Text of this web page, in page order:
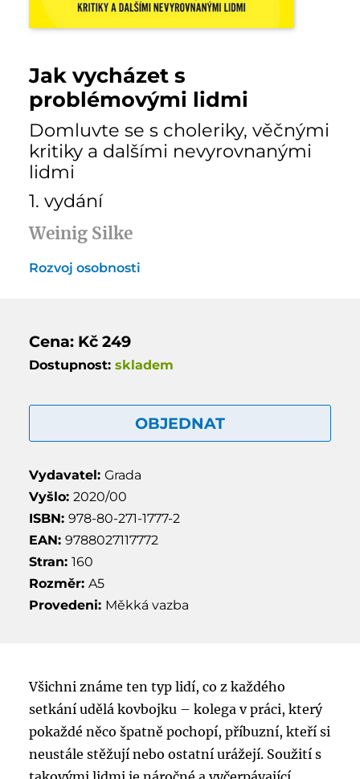
Jak vycházet s
problémovými lidmi
Domluvte se s choleriky, věčnými
kritiky a dalšími nevyrovnanými
lidmi
1. vydání
Weinig Silke
Rozvoj osobnosti
Cena: Kč 249
Dostupnost: skladem
OBJEDNAT
Vydavatel: Grada
Vyšlo: 2020/00
ISBN: 978-80-271-1777-2
EAN: 9788027117772
Stran: 160
Rozměr: A5
Provedeni: Měkká vazba
Všichni známe ten typ lidí, co z každého
setkání udělá kovbojku – kolega v práci, který
pokaždé něco špatně pochopí, příbuzní, kteří si
neustále stěžují nebo ostatní urážejí. Soužití s